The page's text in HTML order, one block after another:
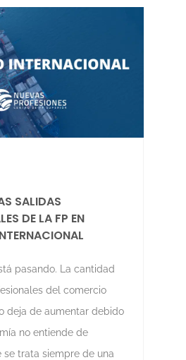
SALIDAS
DE LA FP EN
pasando. La cantidad
del comercio
deja de aumentar debido
no entiende de
se trata siempre de una